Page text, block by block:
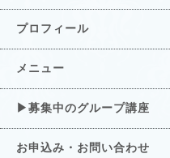
プロフィール
メニュー
▶募集中のグループ講座
お申込み・お問い合わせ